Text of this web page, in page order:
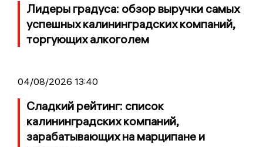
Лидеры градуса: обзор выручки самых
успешных калининградских компаний,
торгующих алкоголем
04/08/2026 13:40
Сладкий рейтинг: список
калининградских компаний,
зарабатывающих на марципане и